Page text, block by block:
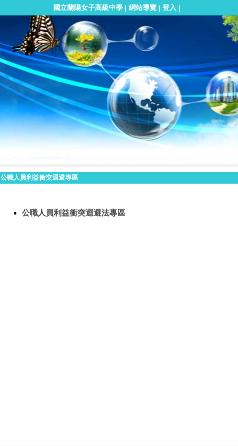
國立蘭陽女子高級中學 | 網站導覽 | 登入 |
公職人員利益衝突迴避專區
公職人員利益衝突迴避法專區